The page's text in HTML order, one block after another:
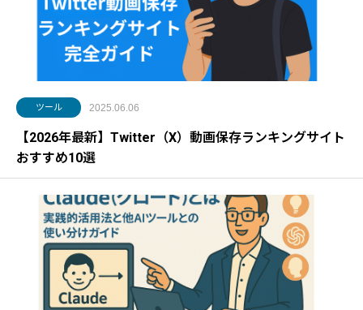
ツール 2025.06.06
【2026年最新】Twitter（X）動画保存ランキングサイト
おすすめ10選